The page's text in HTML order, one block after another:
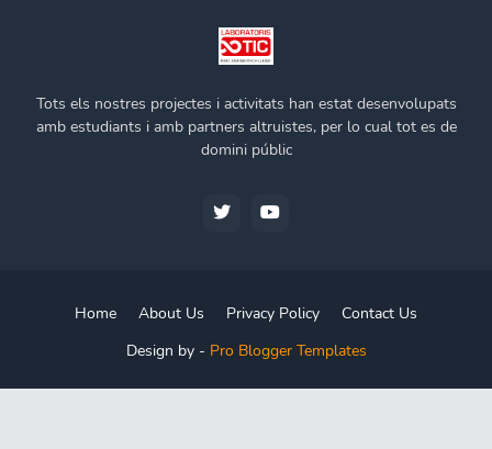
Tots els nostres projectes i activitats han estat desenvolupats
amb estudiants i amb partners altruistes, per lo cual tot es de
domini públic
Design by - Pro Blogger Templates
Home About Us Privacy Policy Contact Us